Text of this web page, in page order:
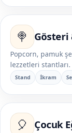
🍭
Popcorn, pamuk
lezzetleri stantları.
Stand İkram
🎈 Çocuk